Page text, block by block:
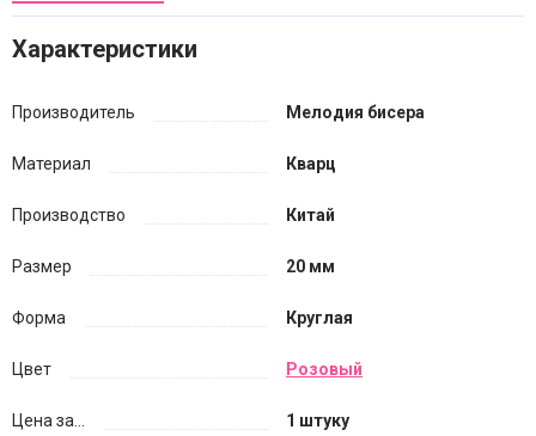
Характеристики
Производитель Мелодия бисера
Материал Кварц
Производство Китай
Размер 20 мм
Форма Круглая
Цвет Розовый
Цена за... 1 штуку